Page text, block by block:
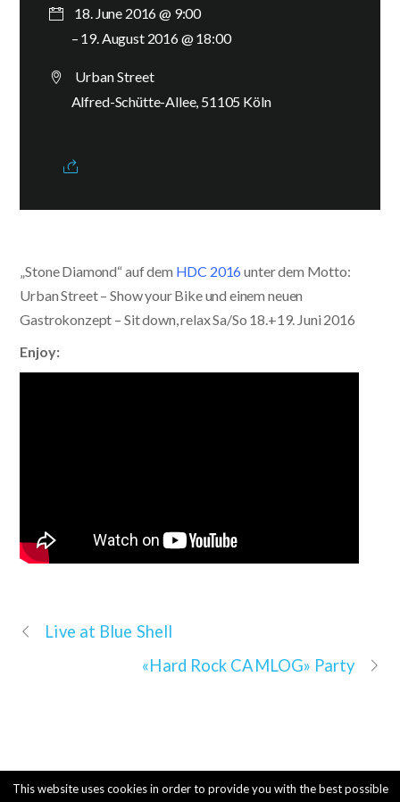
18. June 2016 @ 9:00
– 19. August 2016 @ 18:00
Urban Street
Alfred-Schütte-Allee, 51105 Köln
„Stone Diamond“ auf dem HDC 2016unter dem Motto:
Urban Street – Show your Bike und einem neuen
Gastrokonzept – Sit down, relaxSa/So 18.+19. Juni 2016
Enjoy:
Live at Blue Shell
«Hard Rock CAMLOG» Party
This website uses cookies in order to provide you with the best possible